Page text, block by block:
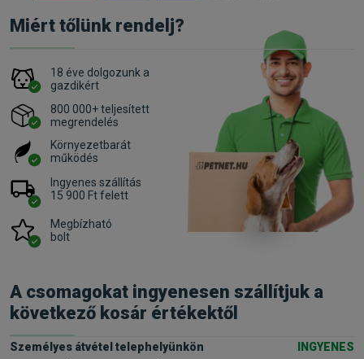
Miért tőlünk rendelj?
18 éve dolgozunk a
gazdikért
800 000+ teljesített
megrendelés
Környezetbarát
működés
Ingyenes szállítás
15 900 Ft felett
Megbízható
bolt
A csomagokat ingyenesen szállítjuk a
következő kosár értékektől
Személyes átvétel telephelyünkön
INGYENES